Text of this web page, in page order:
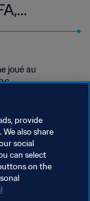
complet
joué au
provide
also share
social
can select
on the